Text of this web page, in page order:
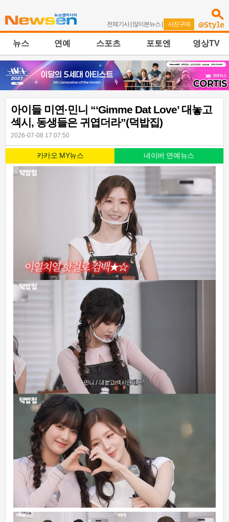
전체기사| 많이본뉴스 | 사진구매
뉴스 연예 스포츠 포토엔 영상TV
아이들 미연·민니 “‘Gimme Dat Love’ 대놓고
섹시, 동생들은 귀엽더라”(덕밥집)
2026-07-08 17:07:50
카카오 MY뉴스 네이버 연예뉴스